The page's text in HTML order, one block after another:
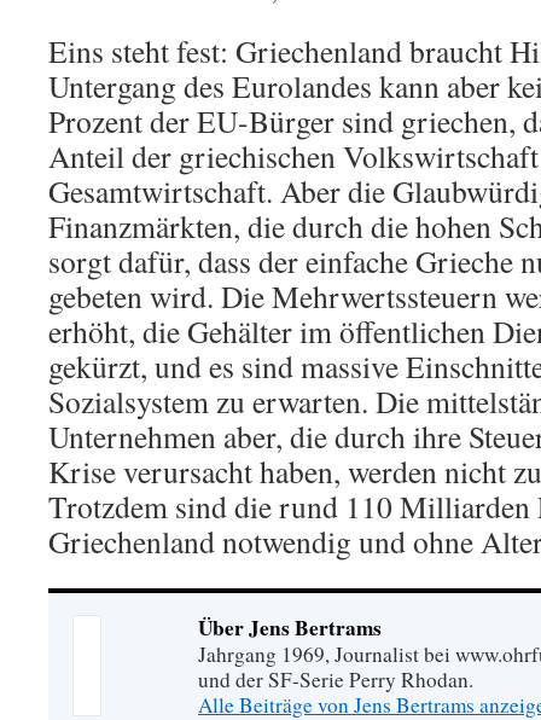
Eins steht fest: Griechenland braucht
Untergang des Eurolandes kann aber
Prozent der EU-Bürger sind griechen,
Anteil der griechischen
Gesamtwirtschaft. Aber die
Finanzmärkten, die durch die hohen
sorgt dafür, dass der einfache Grieche
gebeten wird. Die Mehrwertssteuern
erhöht, die Gehälter im öffentlichen
gekürzt, und es sind massive
Sozialsystem zu erwarten. Die
Unternehmen aber, die durch ihre
Krise verursacht haben, werden nicht
Trotzdem sind die rund 110
Griechenland notwendig und ohne
Über Jens Bertrams
Jahrgang 1969, Journalist bei
und der SF-Serie Perry Rhodan.
Alle Beiträge von Jens Bertrams